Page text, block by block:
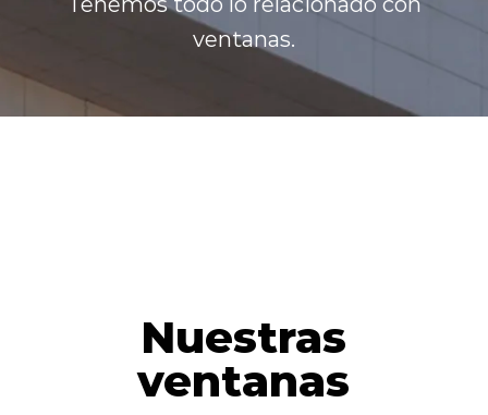
ventanas.
Nuestras
ventanas